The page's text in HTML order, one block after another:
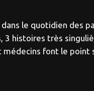
le quotidien des
histoires très
font le